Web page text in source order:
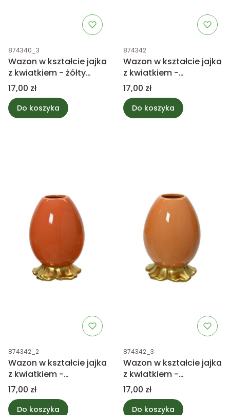
Kod produktu
874340_3
Wazon w kształcie jajka
z kwiatkiem - żółty
8,5cm
Cena
17,00 zł
Do koszyka
Kod produktu
874342
Wazon w kształcie jajka
z kwiatkiem -
ciemnopomarańczowy
8,5cm
Cena
17,00 zł
Do koszyka
Kod produktu
874342_2
Wazon w kształcie jajka
z kwiatkiem -
pomarańczowy 8,5cm
Cena
17,00 zł
Do koszyka
Kod produktu
874342_3
Wazon w kształcie jajka
z kwiatkiem -
jasnopomarańczowy
8,5cm
Cena
17,00 zł
Do koszyka